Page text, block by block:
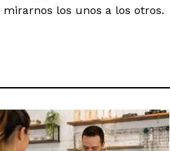
los unos a los otros.